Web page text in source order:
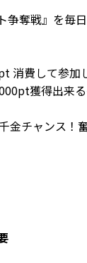
争奪戦』を毎
消費して参加
獲得出来る
金チャンス！